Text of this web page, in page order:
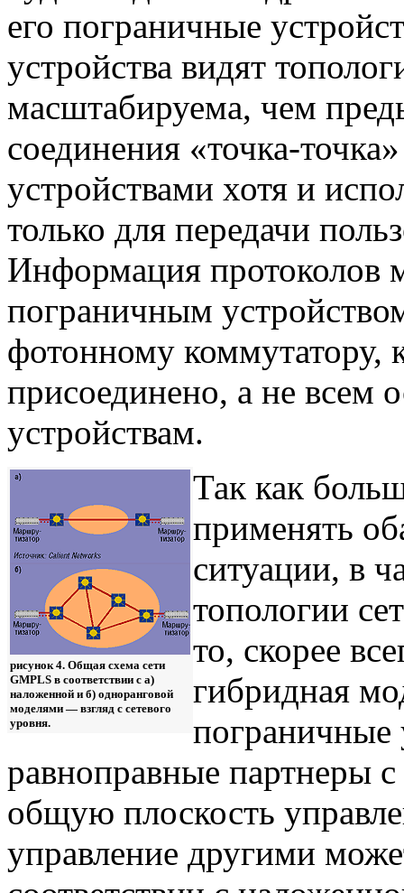
его пограничные
устройства видят
масштабируема, чем
соединения «точка-
устройствами хотя и
только для передачи
Информация протоколов
пограничным
фотонному коммутатору,
присоединено, а не всем
устройствам.
рисунок 4. Общая схема сети
GMPLS в соответствии с а)
наложенной и б) одноранговой
моделями — взгляд с сетевого
уровня.
Так как
применять
ситуации, в
топологии
то, скорее
гибридная
пограничные
равноправные партнеры
общую плоскость
управление другими